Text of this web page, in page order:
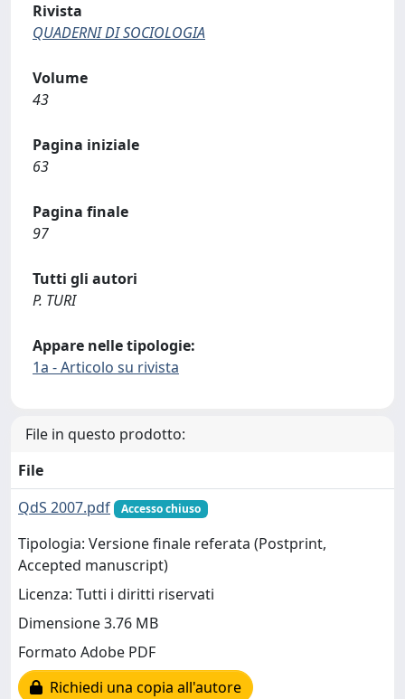
Rivista
QUADERNI DI SOCIOLOGIA
Volume
43
Pagina iniziale
63
Pagina finale
97
Tutti gli autori
P. TURI
Appare nelle tipologie:
1a - Articolo su rivista
File in questo prodotto:
File
QdS 2007.pdf
Accesso chiuso
Tipologia: Versione finale referata (Postprint,
Accepted manuscript)
Licenza: Tutti i diritti riservati
Dimensione 3.76 MB
Formato Adobe PDF
Richiedi una copia all'autore